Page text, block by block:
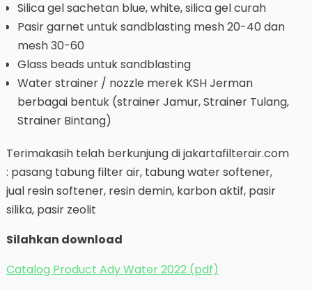
Silica gel sachetan blue, white, silica gel curah
Pasir garnet untuk sandblasting mesh 20-40 dan
mesh 30-60
Glass beads untuk sandblasting
Water strainer / nozzle merek KSH Jerman
berbagai bentuk (strainer Jamur, Strainer Tulang,
Strainer Bintang)
Terimakasih telah berkunjung di jakartafilterair.com
: pasang tabung filter air, tabung water softener,
jual resin softener, resin demin, karbon aktif, pasir
silika, pasir zeolit
Silahkan download
Catalog Product Ady Water 2022 (pdf)